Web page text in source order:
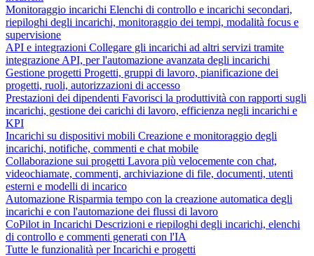
Monitoraggio incarichi Elenchi di controllo e incarichi secondari,
riepiloghi degli incarichi, monitoraggio dei tempi, modalità focus e
supervisione
API e integrazioni Collegare gli incarichi ad altri servizi tramite
integrazione API, per l'automazione avanzata degli incarichi
Gestione progetti Progetti, gruppi di lavoro, pianificazione dei
progetti, ruoli, autorizzazioni di accesso
Prestazioni dei dipendenti Favorisci la produttività con rapporti sugli
incarichi, gestione dei carichi di lavoro, efficienza negli incarichi e
KPI
Incarichi su dispositivi mobili Creazione e monitoraggio degli
incarichi, notifiche, commenti e chat mobile
Collaborazione sui progetti Lavora più velocemente con chat,
videochiamate, commenti, archiviazione di file, documenti, utenti
esterni e modelli di incarico
Automazione Risparmia tempo con la creazione automatica degli
incarichi e con l'automazione dei flussi di lavoro
CoPilot in Incarichi Descrizioni e riepiloghi degli incarichi, elenchi
di controllo e commenti generati con l'IA
Tutte le funzionalità per Incarichi e progetti